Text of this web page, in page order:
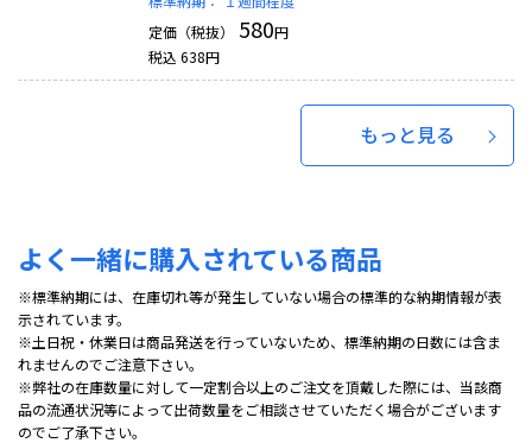
定価（税抜）
580円
税込 638円
もっと見る
よく一緒に購入されている商品
※標準納期には、在庫切れ等が発生していない場合の標準的な納期情報が表
示されています。
※土日祝・休業日は商品発送を行っていないため、標準納期の日数には含ま
れませんのでご注意下さい。
※弊社の在庫数量に対して一定割合以上のご注文を頂戴した際には、当該商
品の流通状況等によって出荷数量をご相談させていただく場合がございます
のでご了承下さい。